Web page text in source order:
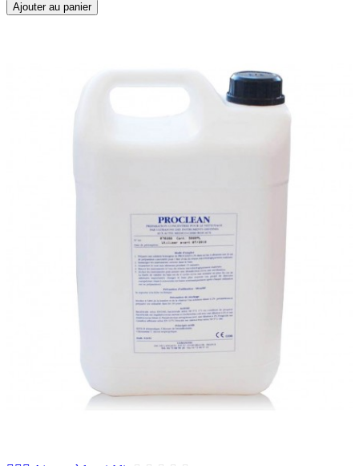
Ajouter au panier